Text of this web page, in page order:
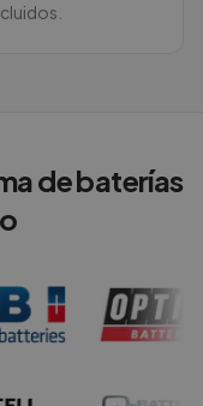
de baterías